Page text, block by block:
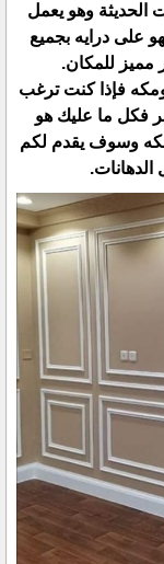
الحديثة وهو يعمل
على درايه بجميع
مميز للمكان.
فإذا كنت ترغب
فكل ما عليك هو
وسوف يقدم لكم